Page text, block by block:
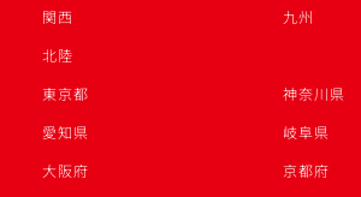
関西
九州
北陸
東京都
神奈川県
愛知県
岐阜県
大阪府
京都府